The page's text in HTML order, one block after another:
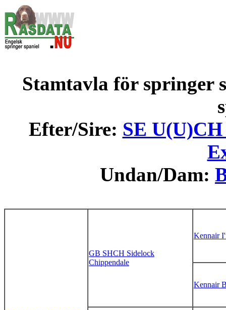
Stamtavla för springer
Efter/Sire: SE
Undan/Dam:
GB SHCH Sidelock
Chippendale
Kennair
Kennair